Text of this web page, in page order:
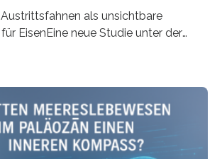
als unsichtbare
EisenEine neue Studie unter der
der Universität Bremen –
Eisenverfügbarkeit und den globalen
Ozean prägen. Die Überblicksstudie
Irony“ ist in Communications Earth
Die Studie fasst bestehende